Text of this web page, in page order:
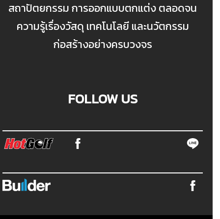
สถาปัตยกรรม การออกแบบตกแต่ง ตลอดจน
ความรู้เรื่องวัสดุ เทคโนโลยี และนวัตกรรม
ก่อสร้างอย่างครบวงจร
FOLLOW US